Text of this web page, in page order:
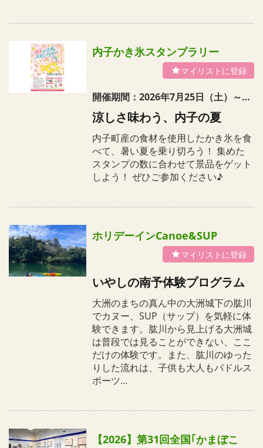
内子かき氷スタンプラリー
開催期間：2026年7月25日（土）～9月27日（日）
涼しさ味わう、内子の夏
内子町産の食材を使用したかき氷を食
べて、暑い夏を乗り切ろう！ 集めた
スタンプの数に合わせて景品をゲット
しよう！ ぜひご参加ください♪
ホリデーインCanoe&SUP
いやしの南予体験プログラム
大洲のまちの真ん中の大洲城下の肱川
でカヌー、SUP（サップ）を気軽に体
験できます。肱川から見上げる大洲城
は普段では見ることができない、ここ
だけの体験です。また、肱川のゆった
りした流れは、子供も大人もパドルス
ポーツ…
【2026】第31回全国｢かまぼこ